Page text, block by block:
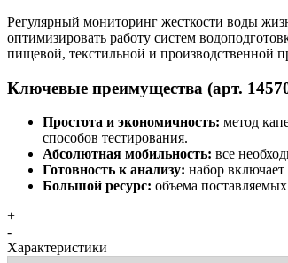
Регулярный мониторинг жесткости воды
оптимизировать работу систем
пищевой, текстильной и производственной
Ключевые преимущества (арт.
Простота и экономичность: метод
способов тестирования.
Абсолютная мобильность: все
Готовность к анализу: набор
Большой ресурс: объема
+
-
Характеристики